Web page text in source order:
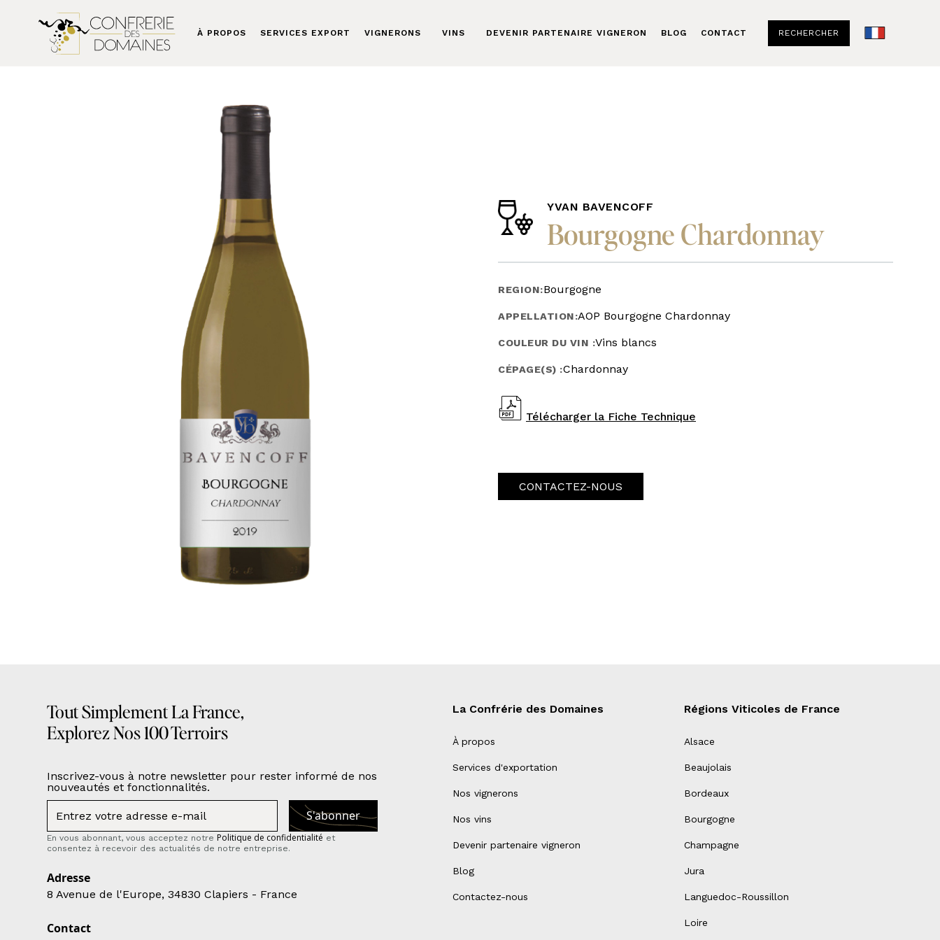
À PROPOS SERVICES EXPORT VIGNERONS VINS DEVENIR PARTENAIRE VIGNERON BLOG CONTACT RECHERCHER
YVAN BAVENCOFF
Bourgogne Chardonnay
REGION:Bourgogne
APPELLATION:AOP Bourgogne Chardonnay
COULEUR DU VIN :Vins blancs
CÉPAGE(S) :Chardonnay
Télécharger la Fiche Technique
CONTACTEZ-NOUS
Tout Simplement La France,
Explorez Nos 100 Terroirs
Inscrivez-vous à notre newsletter pour rester informé de nos
nouveautés et fonctionnalités.
En vous abonnant, vous acceptez notre Politique de confidentialité et
consentez à recevoir des actualités de notre entreprise.
Adresse
8 Avenue de l'Europe, 34830 Clapiers - France
Contact
La Confrérie des Domaines
À propos
Services d'exportation
Nos vignerons
Nos vins
Devenir partenaire vigneron
Blog
Contactez-nous
Régions Viticoles de France
Alsace
Beaujolais
Bordeaux
Bourgogne
Champagne
Jura
Languedoc-Roussillon
Loire